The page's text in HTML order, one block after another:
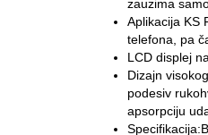
zauzima
Aplikacija KS
telefona, pa
LCD displej
Dizajn
podesiv
apsorpciju